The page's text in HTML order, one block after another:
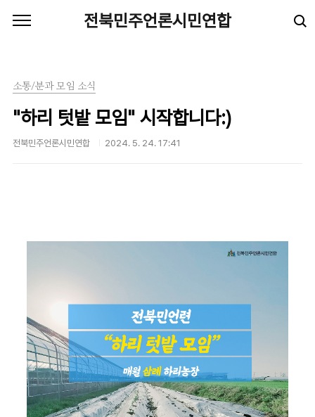
전북민주언론시민연합
소통/분과 모임 소식
"하리 텃밭 모임" 시작합니다:)
전북민주언론시민연합 2024. 5. 24. 17:41